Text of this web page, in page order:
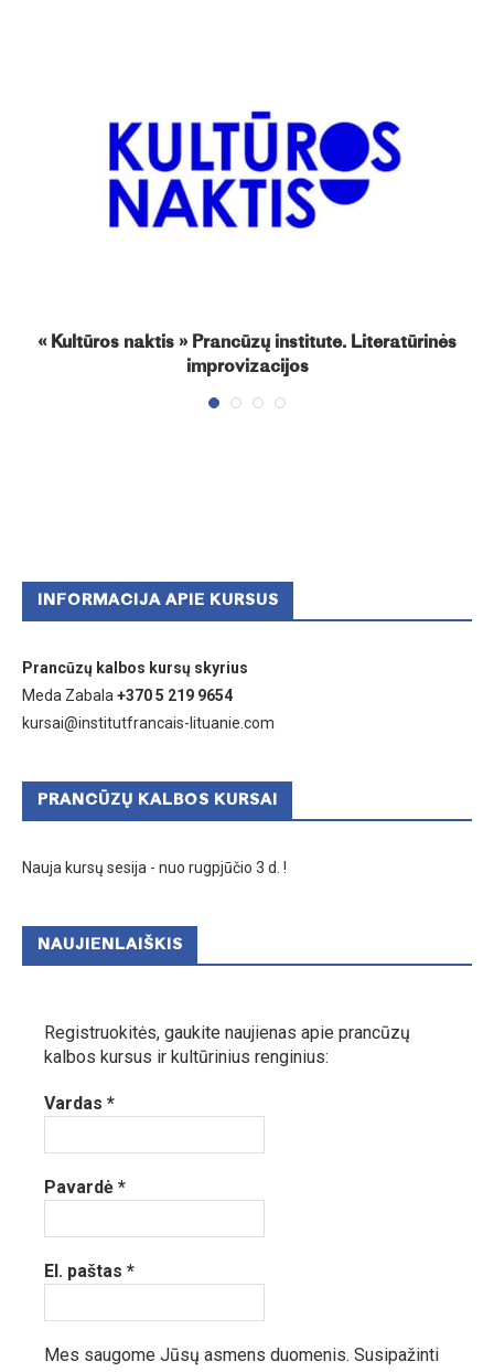
« Kultūros naktis » Prancūzų institute. Literatūrinės
improvizacijos
INFORMACIJA APIE KURSUS
Prancūzų kalbos kursų skyrius
Meda Zabala +370 5 219 9654
kursai@institutfrancais-lituanie.com
PRANCŪZŲ KALBOS KURSAI
Nauja kursų sesija - nuo rugpjūčio 3 d. !
NAUJIENLAIŠKIS
Registruokitės, gaukite naujienas apie prancūzų
kalbos kursus ir kultūrinius renginius:
Vardas *
Pavardė *
El. paštas *
Mes saugome Jūsų asmens duomenis. Susipažinti